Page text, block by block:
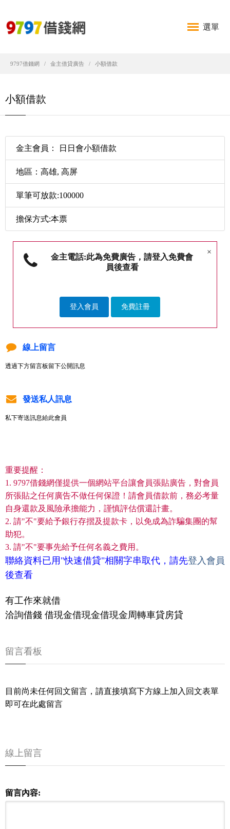
選單
9797借錢網 金主借貸廣告 小額借款
小額借款
金主會員： 日日會小額借款
地區：高雄, 高屏
單筆可放款:100000
擔保方式:本票
×
金主電話:此為免費廣告，請登入免費會
員後查看
登入會員 免費註冊
線上留言
透過下方留言板留下公開訊息
發送私人訊息
私下寄送訊息給此會員
重要提醒：
1. 9797借錢網僅提供一個網站平台讓會員張貼廣告，對會員
所張貼之任何廣告不做任何保證！請會員借款前，務必考量
自身還款及風險承擔能力，謹慎評估償還計畫。
2. 請"不"要給予銀行存摺及提款卡，以免成為詐騙集團的幫
助犯。
3. 請"不"要事先給予任何名義之費用。
聯絡資料已用"快速借貸"相關字串取代，請先登入會員
後查看
有工作來就借
洽詢借錢 借現金借現金借現金周轉車貸房貸
留言看板
目前尚未任何回文留言，請直接填寫下方線上加入回文表單
即可在此處留言
線上留言
留言內容: